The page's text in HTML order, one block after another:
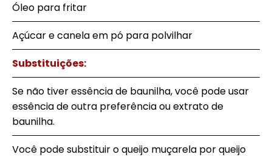
Óleo para fritar
Açúcar e canela em pó para polvilhar
Substituições:
Se não tiver essência de baunilha, você pode usar
essência de outra preferência ou extrato de
baunilha.
Você pode substituir o queijo muçarela por queijo